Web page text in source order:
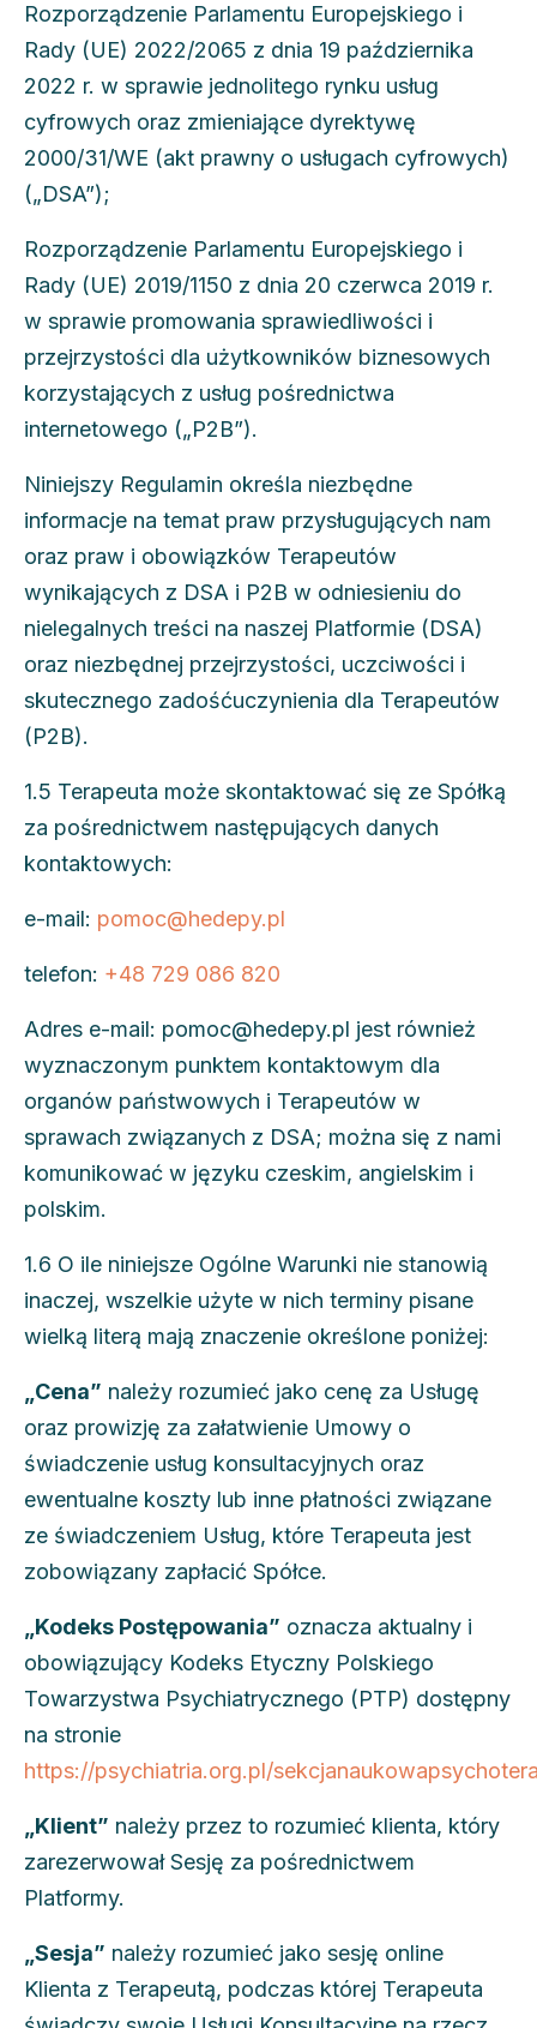
Rozporządzenie Parlamentu Europejskiego i
Rady (UE) 2022/2065 z dnia 19 października
2022 r. w sprawie jednolitego rynku usług
cyfrowych oraz zmieniające dyrektywę
2000/31/WE (akt prawny o usługach cyfrowych)
(„DSA”);
Rozporządzenie Parlamentu Europejskiego i
Rady (UE) 2019/1150 z dnia 20 czerwca 2019 r.
w sprawie promowania sprawiedliwości i
przejrzystości dla użytkowników biznesowych
korzystających z usług pośrednictwa
internetowego („P2B”).
Niniejszy Regulamin określa niezbędne
informacje na temat praw przysługujących nam
oraz praw i obowiązków Terapeutów
wynikających z DSA i P2B w odniesieniu do
nielegalnych treści na naszej Platformie (DSA)
oraz niezbędnej przejrzystości, uczciwości i
skutecznego zadośćuczynienia dla Terapeutów
(P2B).
1.5 Terapeuta może skontaktować się ze Spółką
za pośrednictwem następujących danych
kontaktowych:
e-mail: pomoc@hedepy.pl
telefon: +48 729 086 820
Adres e-mail: pomoc@hedepy.pl jest również
wyznaczonym punktem kontaktowym dla
organów państwowych i Terapeutów w
sprawach związanych z DSA; można się z nami
komunikować w języku czeskim, angielskim i
polskim.
1.6 O ile niniejsze Ogólne Warunki nie stanowią
inaczej, wszelkie użyte w nich terminy pisane
wielką literą mają znaczenie określone poniżej:
„Cena” należy rozumieć jako cenę za Usługę
oraz prowizję za załatwienie Umowy o
świadczenie usług konsultacyjnych oraz
ewentualne koszty lub inne płatności związane
ze świadczeniem Usług, które Terapeuta jest
zobowiązany zapłacić Spółce.
„Kodeks Postępowania” oznacza aktualny i
obowiązujący Kodeks Etyczny Polskiego
Towarzystwa Psychiatrycznego (PTP) dostępny
na stronie
https://psychiatria.org.pl/sekcjanaukowa
„Klient” należy przez to rozumieć klienta, który
zarezerwował Sesję za pośrednictwem
Platformy.
„Sesja” należy rozumieć jako sesję online
Klienta z Terapeutą, podczas której Terapeuta